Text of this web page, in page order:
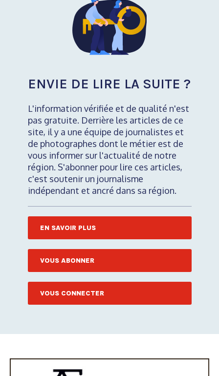
ENVIE DE LIRE LA SUITE ?
L'information vérifiée et de qualité n'est
pas gratuite. Derrière les articles de ce
site, il y a une équipe de journalistes et
de photographes dont le métier est de
vous informer sur l'actualité de notre
région. S'abonner pour lire ces articles,
c'est soutenir un journalisme
indépendant et ancré dans sa région.
EN SAVOIR PLUS
VOUS ABONNER
VOUS CONNECTER